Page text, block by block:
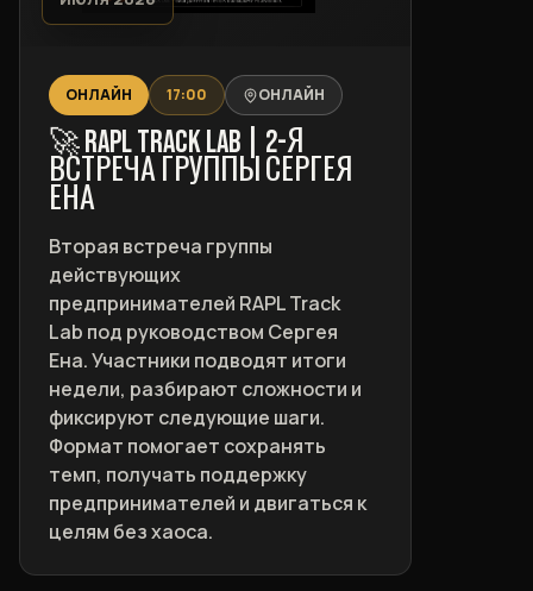
ОНЛАЙН 17:00 ОНЛАЙН
🚀 RAPL TRACK LAB | 2-Я
ВСТРЕЧА ГРУППЫ СЕРГЕЯ
ЕНА
Вторая встреча группы
действующих
предпринимателей RAPL Track
Lab под руководством Сергея
Ена. Участники подводят итоги
недели, разбирают сложности и
фиксируют следующие шаги.
Формат помогает сохранять
темп, получать поддержку
предпринимателей и двигаться к
целям без хаоса.